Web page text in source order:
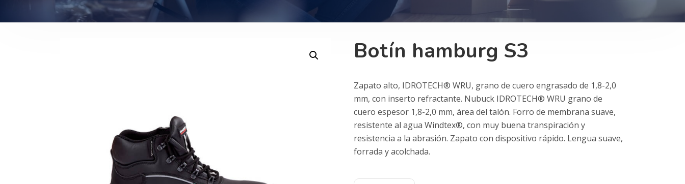
Botín hamburg S3
Zapato alto, IDROTECH® WRU, grano de cuero engrasado de 1,8-2,0
mm, con inserto refractante. Nubuck IDROTECH® WRU grano de
cuero espesor 1,8-2,0 mm, área del talón. Forro de membrana suave,
resistente al agua Windtex®, con muy buena transpiración y
resistencia a la abrasión. Zapato con dispositivo rápido. Lengua suave,
forrada y acolchada.